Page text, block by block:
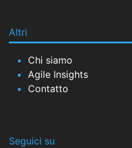
Altri
Chi siamo
Agile Insights
Contatto
Seguici su